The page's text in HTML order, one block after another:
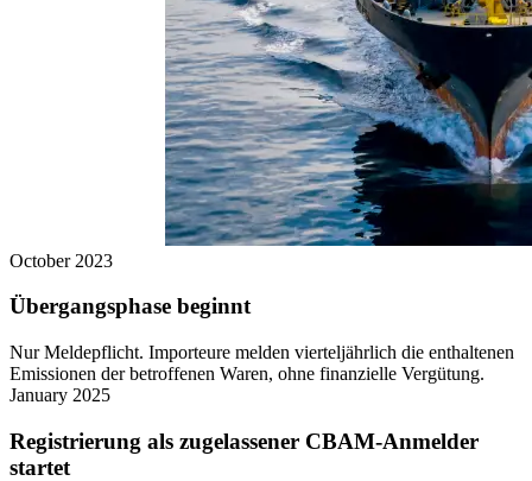
October 2023
Übergangsphase beginnt
Nur Meldepflicht. Importeure melden vierteljährlich die enthaltenen
Emissionen der betroffenen Waren, ohne finanzielle Vergütung.
January 2025
Registrierung als zugelassener CBAM-Anmelder
startet